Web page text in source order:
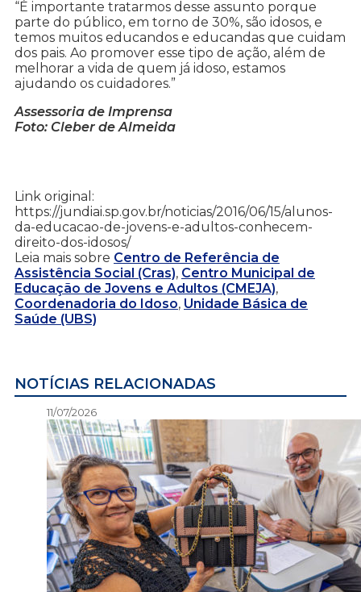
“É importante tratarmos desse assunto porque
parte do público, em torno de 30%, são idosos, e
temos muitos educandos e educandas que cuidam
dos pais. Ao promover esse tipo de ação, além de
melhorar a vida de quem já idoso, estamos
ajudando os cuidadores.”
Assessoria de Imprensa
Foto: Cleber de Almeida
Link original:
https://jundiai.sp.gov.br/noticias/2016/06/15/alunos-
da-educacao-de-jovens-e-adultos-conhecem-
direito-dos-idosos/
Leia mais sobre Centro de Referência de
Assistência Social (Cras), Centro Municipal de
Educação de Jovens e Adultos (CMEJA),
Coordenadoria do Idoso, Unidade Básica de
Saúde (UBS)
NOTÍCIAS RELACIONADAS
11/07/2026